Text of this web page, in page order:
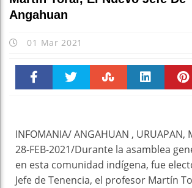
Angahuan
01 Mar 2021
INFOMANIA/ ANGAHUAN , URUAPAN,
28-FEB-2021/Durante la asamblea
en esta comunidad indígena, fue
Jefe de Tenencia, el profesor Martín